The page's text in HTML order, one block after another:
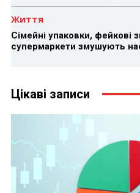
Життя
Сімейні упаковки, фейкові
супермаркети змушують
Цікаві записи